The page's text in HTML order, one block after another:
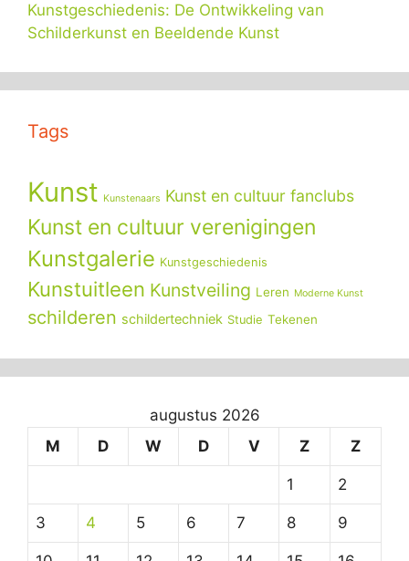
Kunstgeschiedenis: De Ontwikkeling van
Schilderkunst en Beeldende Kunst
Tags
Kunst Kunstenaars Kunst en cultuur fanclubs
Kunst en cultuur verenigingen
Kunstgalerie Kunstgeschiedenis
Kunstuitleen Kunstveiling Leren Moderne Kunst
schilderen schildertechniek Studie Tekenen
augustus 2026
M
D W D V Z Z
1 2
3 4 5 6 7 8 9